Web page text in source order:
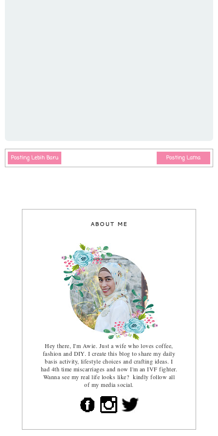
Posting Lebih Baru Posting Lama
ABOUT ME
Hey there, I'm Awie. Just a wife who loves coffee,
fashion and DIY. I create this blog to share my daily
basis activity, lifestyle choices and crafting ideas. I
had 4th time miscarriages and now I'm an IVF fighter.
Wanna see my real life looks like? kindly follow all
of my media social.